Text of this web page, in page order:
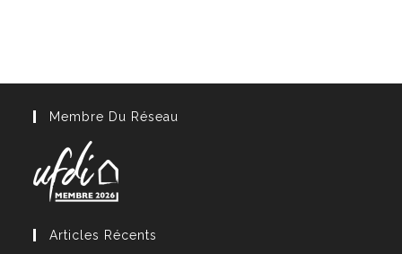
Membre Du Réseau
Articles Récents